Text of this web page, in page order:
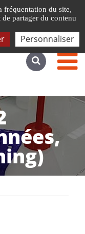
fréquentation du site,
partager du contenu
Personnaliser